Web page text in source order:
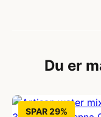
Du er
SPAR 29%